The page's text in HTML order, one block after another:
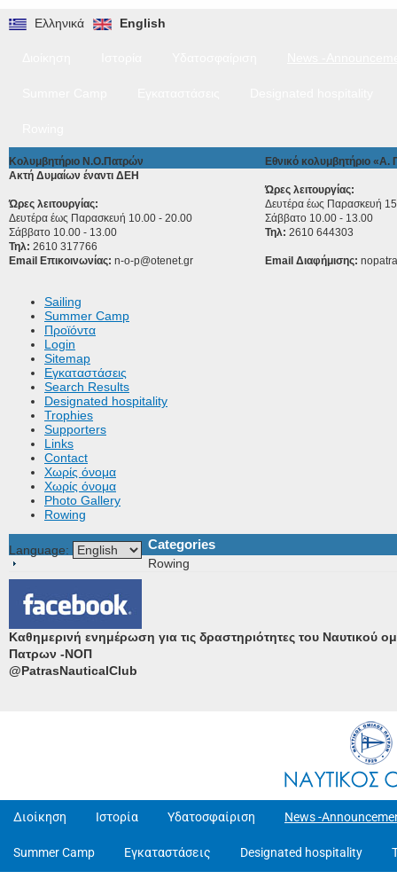
Ελληνικά English
Κολυμβητήριο Ν.Ο.Πατρών
Ακτή Δυμαίων έναντι ΔΕΗ
Ώρες λειτουργίας:
Δευτέρα έως Παρασκευή 10.00 - 20.00
Σάββατο 10.00 - 13.00
Τηλ: 2610 317766
Email Επικοινωνίας: n-o-p@otenet.gr
Εθνικό κολυμβητήριο «Α.
Ώρες λειτουργίας:
Δευτέρα έως Παρασκευή
Σάββατο 10.00 - 13.00
Τηλ: 2610 644303
Email Διαφήμισης:
Sailing
Summer Camp
Προϊόντα
Login
Sitemap
Εγκαταστάσεις
Search Results
Designated hospitality
Trophies
Supporters
Links
Contact
Χωρίς όνομα
Χωρίς όνομα
Photo Gallery
Rowing
Language: Categories
Rowing
Καθημερινή ενημέρωση για τις δραστηριότητες του
Πατρων -ΝΟΠ
@PatrasNauticalClub
Διοίκηση Ιστορία Υδατοσφαίριση News -
Summer Camp Εγκαταστάσεις Designated hospitality